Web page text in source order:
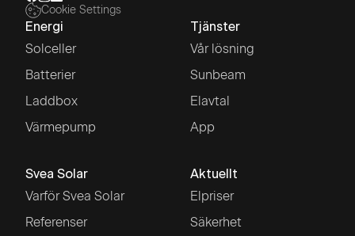
Cookie Settings
Energi
Solceller
Batterier
Laddbox
Värmepump
Tjänster
Vår lösning
Sunbeam
Elavtal
App
Svea Solar
Varför Svea Solar
Referenser
Aktuellt
Elpriser
Säkerhet